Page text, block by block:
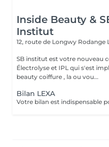
Inside Beauty &
Institut
12, route de Longwy Rodange
SB institut est votre nouveau
Électrolyse et IPL qui s'est
beauty coiffure , la ou vou...
Bilan LEXA